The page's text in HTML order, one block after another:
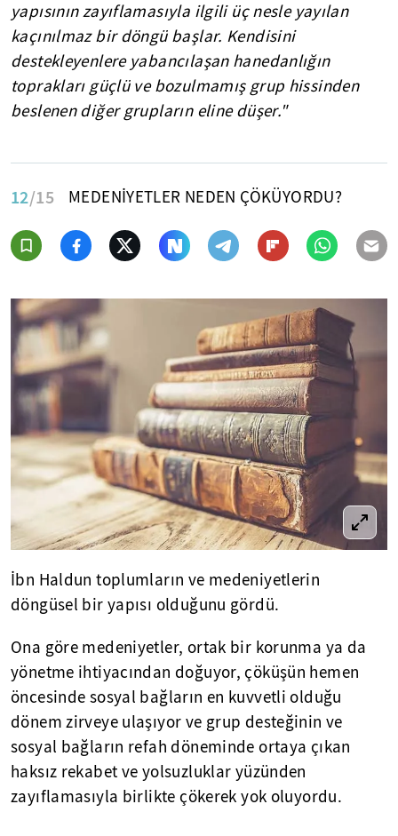
yapısının zayıflamasıyla ilgili üç nesle yayılan
kaçınılmaz bir döngü başlar. Kendisini
destekleyenlere yabancılaşan hanedanlığın
toprakları güçlü ve bozulmamış grup hissinden
beslenen diğer grupların eline düşer."
12/15 MEDENİYETLER NEDEN ÇÖKÜYORDU?
İbn Haldun toplumların ve medeniyetlerin
döngüsel bir yapısı olduğunu gördü.
Ona göre medeniyetler, ortak bir korunma ya da
yönetme ihtiyacından doğuyor, çöküşün hemen
öncesinde sosyal bağların en kuvvetli olduğu
dönem zirveye ulaşıyor ve grup desteğinin ve
sosyal bağların refah döneminde ortaya çıkan
haksız rekabet ve yolsuzluklar yüzünden
zayıflamasıyla birlikte çökerek yok oluyordu.